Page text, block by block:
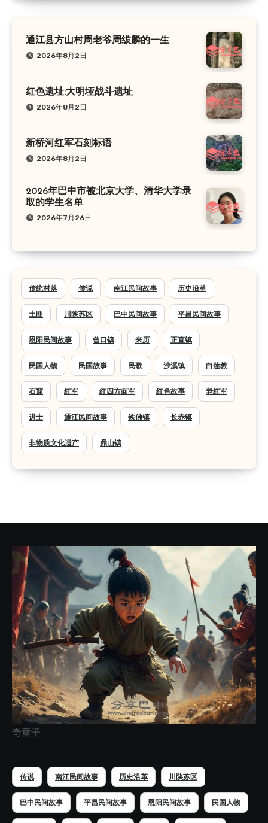
通江县方山村周老爷周绂麟的一生
2026年8月2日
红色遗址:大明垭战斗遗址
2026年8月2日
新桥河红军石刻标语
2026年8月2日
2026年巴中市被北京大学、清华大学录
取的学生名单
2026年7月26日
传统村落 传说 南江民间故事 历史沿革
土匪 川陕苏区 巴中民间故事 平昌民间故事
恩阳民间故事 曾口镇 来历 正直镇
民国人物 民国故事 民歌 沙溪镇 白莲教
石窟 红军 红四方面军 红色故事 老红军
进士 通江民间故事 铁佛镇 长赤镇
非物质文化遗产 鼎山镇
奇童子
传说 南江民间故事 历史沿革 川陕苏区
巴中民间故事 平昌民间故事 恩阳民间故事 民国人物